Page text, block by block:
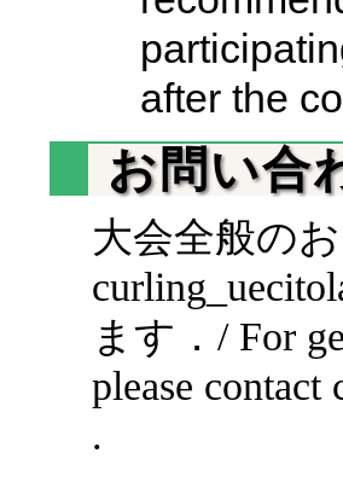
after the
お問い合
大会全般の
ます．/ For
please
.